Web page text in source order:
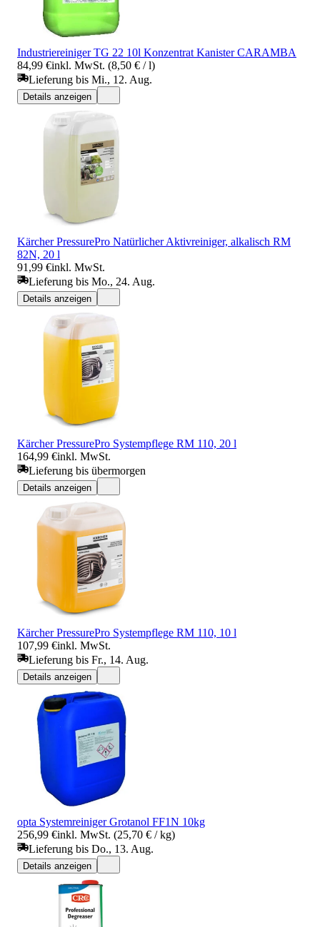
Industriereiniger TG 22 10l Konzentrat Kanister CARAMBA
84,99 €inkl. MwSt. (8,50 € / l)
Lieferung bis Mi., 12. Aug.
Details anzeigen
Kärcher PressurePro Natürlicher Aktivreiniger, alkalisch RM
82N, 20 l
91,99 €inkl. MwSt.
Lieferung bis Mo., 24. Aug.
Details anzeigen
Kärcher PressurePro Systempflege RM 110, 20 l
164,99 €inkl. MwSt.
Lieferung bis übermorgen
Details anzeigen
Kärcher PressurePro Systempflege RM 110, 10 l
107,99 €inkl. MwSt.
Lieferung bis Fr., 14. Aug.
Details anzeigen
opta Systemreiniger Grotanol FF1N 10kg
256,99 €inkl. MwSt. (25,70 € / kg)
Lieferung bis Do., 13. Aug.
Details anzeigen